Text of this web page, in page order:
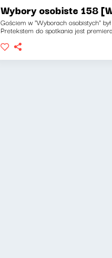
Wybory osobiste 158
Gościem w "Wyborach osobistych"
Pretekstem do spotkania jest